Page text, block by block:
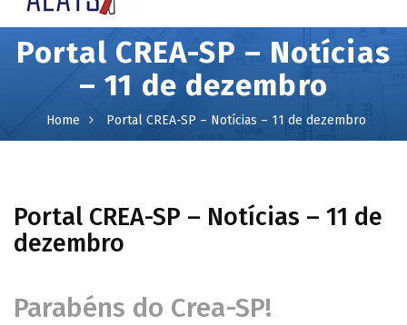
Portal CREA-SP – Notícias
– 11 de dezembro
Home Portal CREA-SP – Notícias – 11 de dezembro
Portal CREA-SP – Notícias – 11 de
dezembro
Parabéns do Crea-SP!